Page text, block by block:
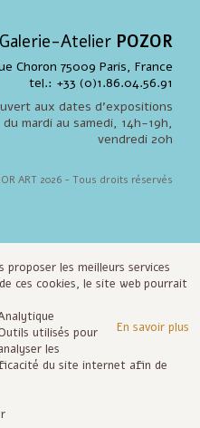
Galerie-Atelier POZOR
Choron 75009 Paris, France
tel.: +33 (0)1.86.04.56.91
aux dates d'expositions
du mardi au samedi, 14h-19h,
vendredi 20h
ART 2026 - Tous droits réservés
les meilleurs services
ces cookies, le site web pourrait
En savoir plus
utilisés pour
les
du site internet afin de